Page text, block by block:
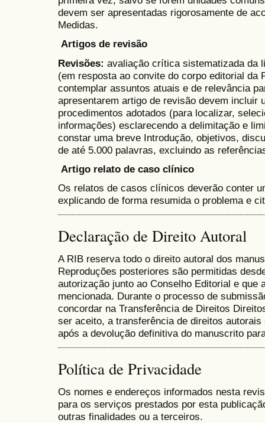
devem ser apresentadas rigorosamente de
Medidas.
Artigos de revisão
Revisões: avaliação crítica sistematizada da
(em resposta ao convite do corpo editorial da
contemplar assuntos atuais e de relevância
apresentarem artigo de revisão devem incluir
procedimentos adotados (para localizar,
informações) esclarecendo a delimitação e
constar uma breve Introdução, objetivos,
de até 5.000 palavras, excluindo as
Artigo relato de caso clínico
Os relatos de casos clínicos deverão conter
explicando de forma resumida o problema e
Declaração de Direito Autoral
A RIB reserva todo o direito autoral dos
Reproduções posteriores são permitidas
autorização junto ao Conselho Editorial e que
mencionada. Durante o processo de
concordar na Transferência de Direitos
ser aceito, a transferência de direitos
após a devolução definitiva do manuscrito
Política de Privacidade
Os nomes e endereços informados nesta
para os serviços prestados por esta
outras finalidades ou a terceiros.